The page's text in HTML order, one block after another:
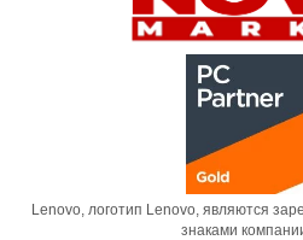
Lenovo, логотип Lenovo, являются
знаками